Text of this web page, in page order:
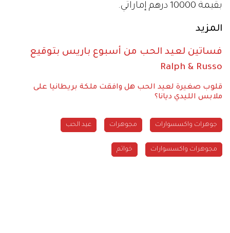
بقيمة 10000 درهم إماراتي.
المزيد
فساتين لعيد الحب من أسبوع باريس بتوقيع
Ralph & Russo
قلوب صغيرة لعيد الحب هل وافقت ملكة بريطانيا على
ملابس الليدي ديانا؟
جوهرات واكسسوارات مجوهرات عيد الحب
مجوهرات واكسسوارات خواتم